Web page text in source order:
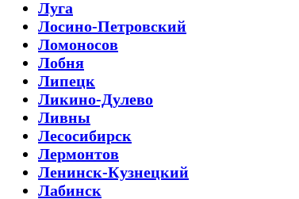
Луга
Лосино-Петровский
Ломоносов
Лобня
Липецк
Ликино-Дулево
Ливны
Лесосибирск
Лермонтов
Ленинск-Кузнецкий
Лабинск